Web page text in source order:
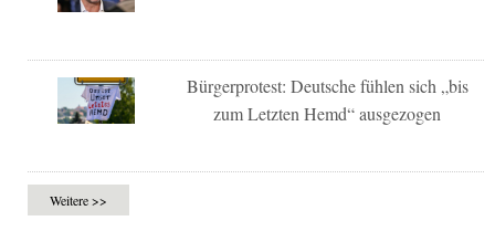
Bürgerprotest: Deutsche fühlen sich „bis
zum Letzten Hemd“ ausgezogen
Weitere >>